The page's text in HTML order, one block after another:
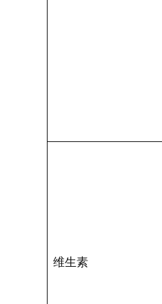
维生素